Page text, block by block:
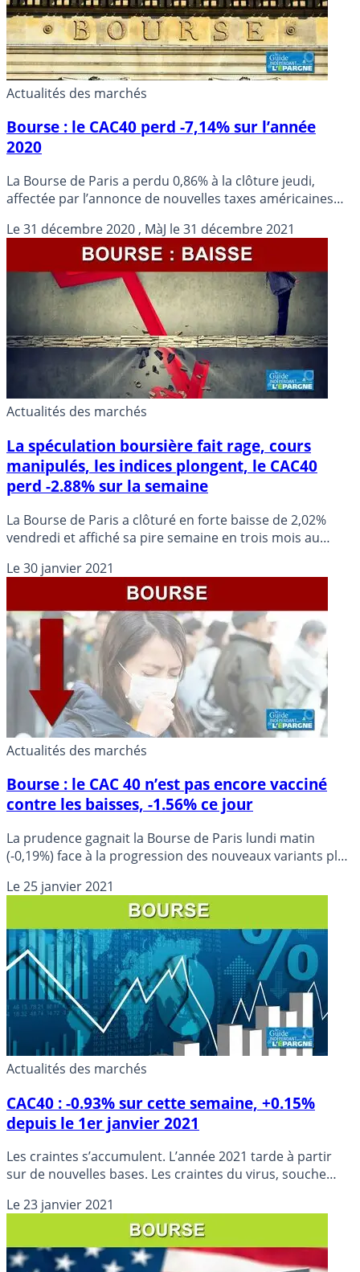
Actualités des marchés
Bourse : le CAC40 perd -7,14% sur l’année
2020
La Bourse de Paris a perdu 0,86% à la clôture jeudi,
affectée par l’annonce de nouvelles taxes américaines
très mouvementée sur un recul annuel de 7,14%, la
quatrième baisse en dix ans.
Le31 décembre 2020 , MàJ le31 décembre 2021
Actualités des marchés
La spéculation boursière fait rage, cours
manipulés, les indices plongent, le CAC40
perd -2.88% sur la semaine
La Bourse de Paris a clôturé en forte baisse de 2,02%
vendredi et affiché sa pire semaine en trois mois au
puissants mouvements spéculatifs dans le sillage de Wall
Le30 janvier 2021
Actualités des marchés
Bourse : le CAC 40 n’est pas encore vacciné
contre les baisses, -1.56% ce jour
La prudence gagnait la Bourse de Paris lundi matin
(-0,19%) face à la progression des nouveaux variants plus
reprise économique en cours. Alors que les fabricants de
vaccins tentent de rassurer, les investisseurs réalisent
que le chemin du retour à meilleure fortune sera encore
long.
Le25 janvier 2021
Actualités des marchés
CAC40 : -0.93% sur cette semaine, +0.15%
depuis le 1er janvier 2021
Les craintes s’accumulent. L’année 2021 tarde à partir
sur de nouvelles bases. Les craintes du virus, souche
Le23 janvier 2021